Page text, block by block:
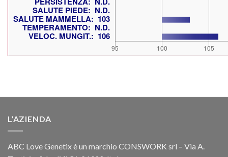
L’AZIENDA
ABC Love Genetix è un marchio CONSWORK srl – Via A.